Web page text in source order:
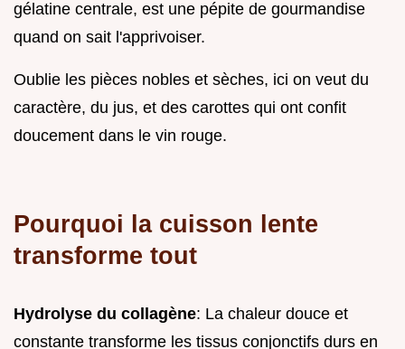
gélatine centrale, est une pépite de gourmandise
quand on sait l'apprivoiser.
Oublie les pièces nobles et sèches, ici on veut du
caractère, du jus, et des carottes qui ont confit
doucement dans le vin rouge.
Pourquoi la cuisson lente
transforme tout
Hydrolyse du collagène: La chaleur douce et
constante transforme les tissus conjonctifs durs en